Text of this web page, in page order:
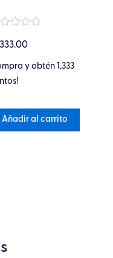
y obtén 1,333
Añadir al carrito